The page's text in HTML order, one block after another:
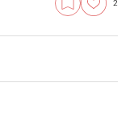
2